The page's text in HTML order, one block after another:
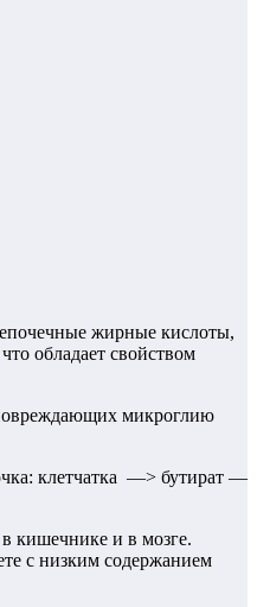
жирные кислоты,
обладает свойством
микроглию
клетчатка —> бутират —
кишечнике и в мозге.
с низким содержанием